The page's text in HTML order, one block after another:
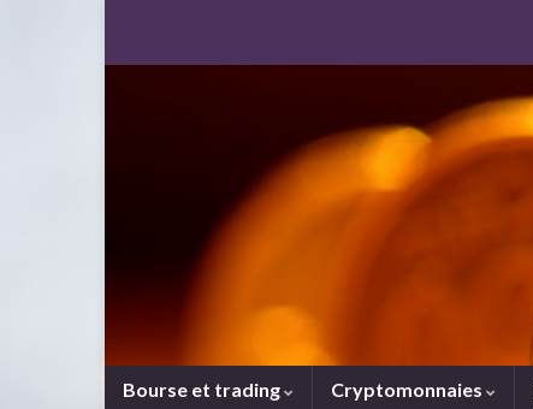
Bourse et trading Cryptomonnaies